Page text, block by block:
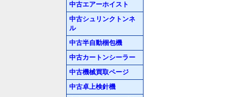
中古エアーホイスト
中古シュリンクトンネ
ル
中古半自動梱包機
中古カートンシーラー
中古機械買取ページ
中古卓上検針機